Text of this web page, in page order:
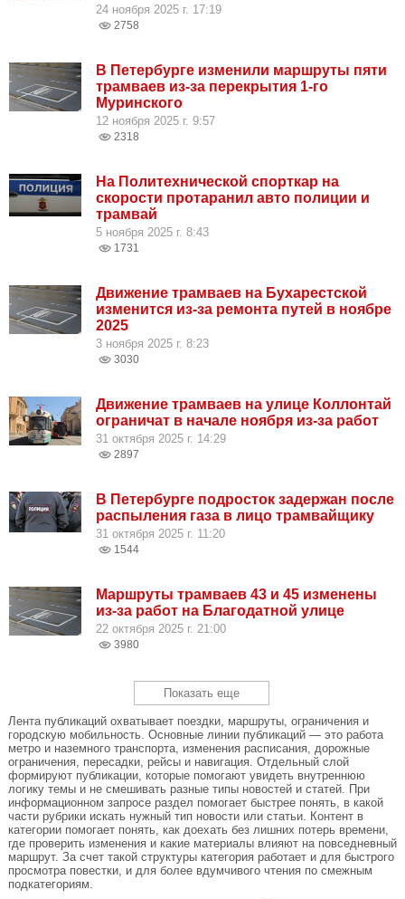
24 ноября 2025 г. 17:19
2758
В Петербурге изменили маршруты пяти
трамваев из-за перекрытия 1-го
Муринского
12 ноября 2025 г. 9:57
2318
На Политехнической спорткар на
скорости протаранил авто полиции и
трамвай
5 ноября 2025 г. 8:43
1731
Движение трамваев на Бухарестской
изменится из-за ремонта путей в ноябре
2025
3 ноября 2025 г. 8:23
3030
Движение трамваев на улице Коллонтай
ограничат в начале ноября из-за работ
31 октября 2025 г. 14:29
2897
В Петербурге подросток задержан после
распыления газа в лицо трамвайщику
31 октября 2025 г. 11:20
1544
Маршруты трамваев 43 и 45 изменены
из-за работ на Благодатной улице
22 октября 2025 г. 21:00
3980
Показать еще
Лента публикаций охватывает поездки, маршруты, ограничения и
городскую мобильность. Основные линии публикаций — это работа
метро и наземного транспорта, изменения расписания, дорожные
ограничения, пересадки, рейсы и навигация. Отдельный слой
формируют публикации, которые помогают увидеть внутреннюю
логику темы и не смешивать разные типы новостей и статей. При
информационном запросе раздел помогает быстрее понять, в какой
части рубрики искать нужный тип новости или статьи. Контент в
категории помогает понять, как доехать без лишних потерь времени,
где проверить изменения и какие материалы влияют на повседневный
маршрут. За счет такой структуры категория работает и для быстрого
просмотра повестки, и для более вдумчивого чтения по смежным
подкатегориям.